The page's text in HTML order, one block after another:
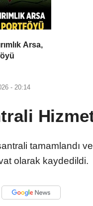
Arsa,
- 20:14
tamamlandı
olarak kaydedildi.